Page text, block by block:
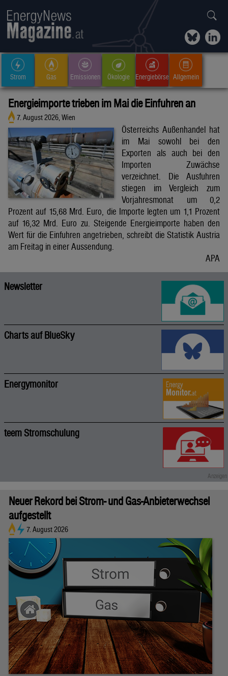
Strom Gas Emissionen Ökologie Energiebörse Allgemein
Energieimporte trieben im Mai die Einfuhren an
7. August 2026, Wien
Österreichs Außenhandel hat
im Mai sowohl bei den
Exporten als auch bei den
Importen Zuwächse
verzeichnet. Die Ausfuhren
stiegen im Vergleich zum
Vorjahresmonat um 0,2
Prozent auf 15,68 Mrd. Euro, die Importe legten um 1,1 Prozent
auf 16,32 Mrd. Euro zu. Steigende Energieimporte haben den
Wert für die Einfuhren angetrieben, schreibt die Statistik Austria
am Freitag in einer Aussendung.
APA
Newsletter
Charts auf BlueSky
Energymonitor
teem Stromschulung
Neuer Rekord bei Strom- und Gas-Anbieterwechsel
aufgestellt
7. August 2026